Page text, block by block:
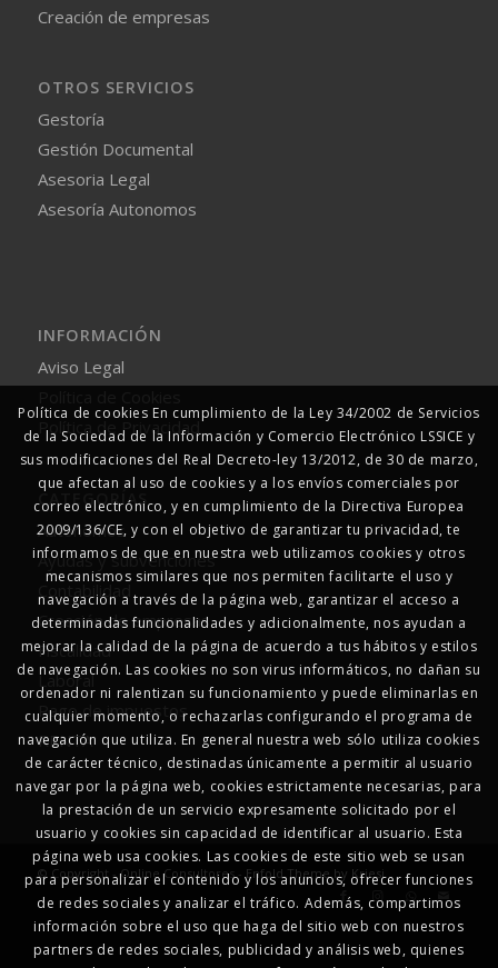
Creación de empresas
OTROS SERVICIOS
Gestoría
Gestión Documental
Asesoria Legal
Asesoría Autonomos
INFORMACIÓN
Aviso Legal
Política de Privacidad
CATEGORÍAS
Autonomos
Ayudas y subvenciones
Contabilidad
Creación de empresas
Fiscalidad
Laboral
Pago de impuestos
RENTA
© Copyright - Online Consultores - Enfold Theme by Kriesi
Política de cookies En cumplimiento de la Ley 34/2002 de Servicios
de la Sociedad de la Información y Comercio Electrónico LSSICE y
sus modificaciones del Real Decreto-ley 13/2012, de 30 de marzo,
que afectan al uso de cookies y a los envíos comerciales por
correo electrónico, y en cumplimiento de la Directiva Europea
2009/136/CE, y con el objetivo de garantizar tu privacidad, te
informamos de que en nuestra web utilizamos cookies y otros
mecanismos similares que nos permiten facilitarte el uso y
navegación a través de la página web, garantizar el acceso a
determinadas funcionalidades y adicionalmente, nos ayudan a
mejorar la calidad de la página de acuerdo a tus hábitos y estilos
de navegación. Las cookies no son virus informáticos, no dañan su
ordenador ni ralentizan su funcionamiento y puede eliminarlas en
cualquier momento, o rechazarlas configurando el programa de
navegación que utiliza. En general nuestra web sólo utiliza cookies
de carácter técnico, destinadas únicamente a permitir al usuario
navegar por la página web, cookies estrictamente necesarias, para
la prestación de un servicio expresamente solicitado por el
usuario y cookies sin capacidad de identificar al usuario. Esta
página web usa cookies. Las cookies de este sitio web se usan
para personalizar el contenido y los anuncios, ofrecer funciones
de redes sociales y analizar el tráfico. Además, compartimos
información sobre el uso que haga del sitio web con nuestros
partners de redes sociales, publicidad y análisis web, quienes